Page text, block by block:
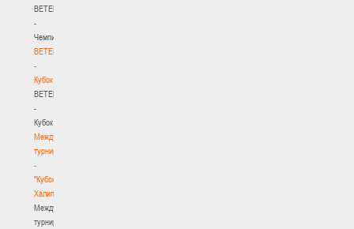
BETERA
-
Чемпионат
BETERA
-
Кубок
BETERA
-
Кубок
Международный
турнир
-
"Кубок
Халипского"
Международный
турнир